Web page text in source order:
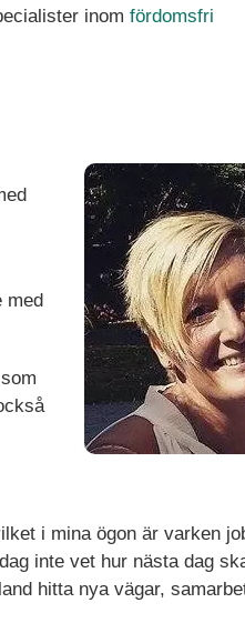
inom fördomsfri
med
i mina ögon är varken
inte vet hur nästa dag
hitta nya vägar,